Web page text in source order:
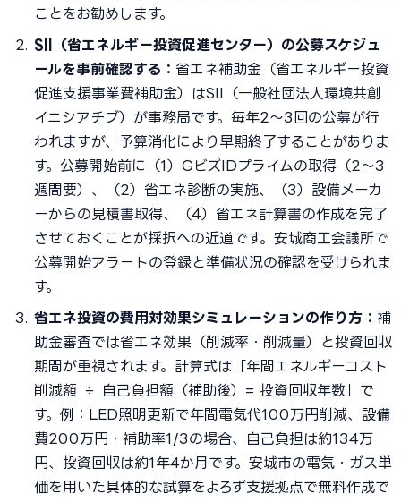
ことをお勧めします。
SII（省エネルギー投資促進センター）の公募スケジュ
ールを事前確認する： 省エネ補助金（省エネルギー投資
促進支援事業費補助金）はSII（一般社団法人環境共創
イニシアチブ）が事務局です。毎年2〜3回の公募が行
われますが、予算消化により早期終了することがありま
す。公募開始前に（1）GビズIDプライムの取得（2〜3
週間要）、（2）省エネ診断の実施、（3）設備メーカ
ーからの見積書取得、（4）省エネ計算書の作成を完了
させておくことが採択への近道です。安城商工会議所で
公募開始アラートの登録と準備状況の確認を受けられま
す。
省エネ投資の費用対効果シミュレーションの作り方： 補
助金審査では省エネ効果（削減率・削減量）と投資回収
期間が重視されます。計算式は「年間エネルギーコスト
削減額 ÷ 自己負担額（補助後）= 投資回収年数」で
す。例：LED照明更新で年間電気代100万円削減、設備
費200万円・補助率1/3の場合、自己負担は約134万
円、投資回収は約1年4か月です。安城市の電気・ガス単
価を用いた具体的な試算をよろず支援拠点で無料作成で